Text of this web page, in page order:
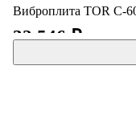
Виброплита TOR C-
32 546 ₽